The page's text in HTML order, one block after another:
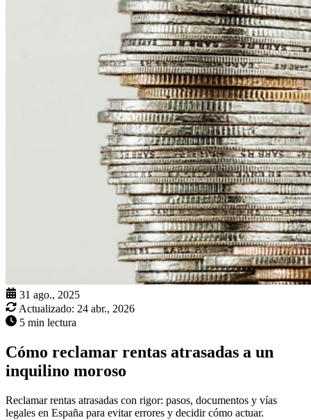
31 ago., 2025
Actualizado: 24 abr., 2026
5 min lectura
Cómo reclamar rentas atrasadas a un
inquilino moroso
Reclamar rentas atrasadas con rigor: pasos, documentos y vías
legales en España para evitar errores y decidir cómo actuar.